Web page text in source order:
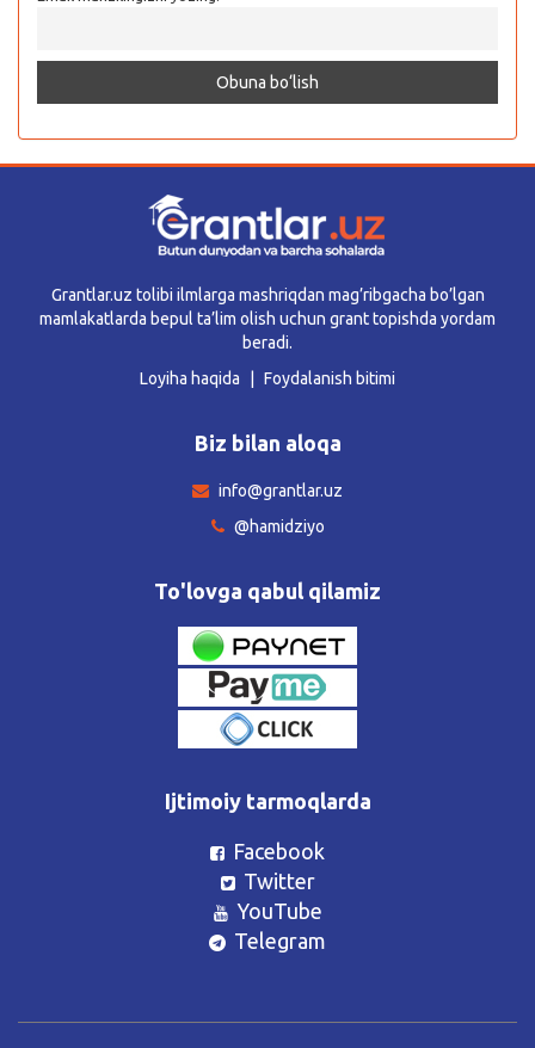
Grantlar.uz tolibi ilmlarga mashriqdan mag’ribgacha bo’lgan
mamlakatlarda bepul ta’lim olish uchun grant topishda yordam
beradi.
Loyiha haqida
Foydalanish bitimi
Biz bilan aloqa
info@grantlar.uz
@hamidziyo
To'lovga qabul qilamiz
Ijtimoiy tarmoqlarda
Facebook
Twitter
YouTube
Telegram